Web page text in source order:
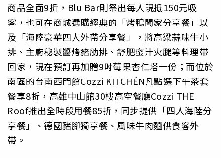
商品全面9折，Blu Bar則祭出每人現抵150元吸
客，也可在商城選購經典的「烤鴨闔家分享餐」以
及「海陸豪華四人外帶分享餐」，將高粱蒜味牛小
排、主廚秘製醬烤豬肋排、舒肥蜜汁火腿等料理帶
回家，現在預訂再加贈9吋莓果杏仁塔一份；而位於
南區的台南西門館Cozzi KITCHÉN凡點選下午茶套
餐享8折，高雄中山館30樓高空餐廳Cozzi THE
Roof推出全時段用餐85折，同步提供「四人海陸分
享餐」、德國豬腳獨享餐、風味牛肉麵供食客外
帶。